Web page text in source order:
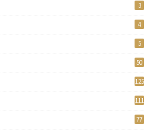
3
4
5
50
125
111
77